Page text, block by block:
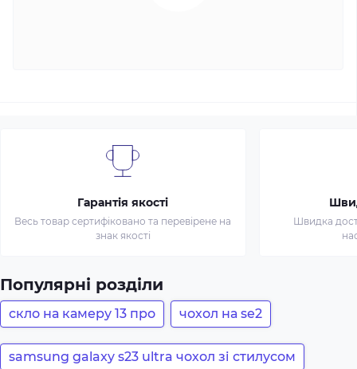
Гарантія якості
Весь товар сертифіковано та перевірене на
знак якості
Швидка
Популярні розділи
скло на камеру 13 про чохол на se2
samsung galaxy s23 ultra чохол зі стилусом